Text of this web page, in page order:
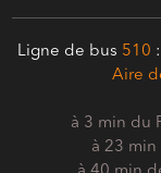
Ligne de bus 510
Aire
à 3 min du
à 23